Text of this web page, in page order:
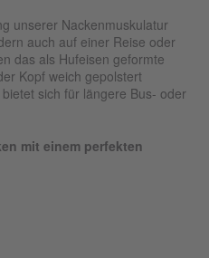
unserer Nackenmuskulatur
auch auf einer Reise oder
das als Hufeisen geformte
Kopf weich gepolstert
sich für längere Bus- oder
mit einem perfekten